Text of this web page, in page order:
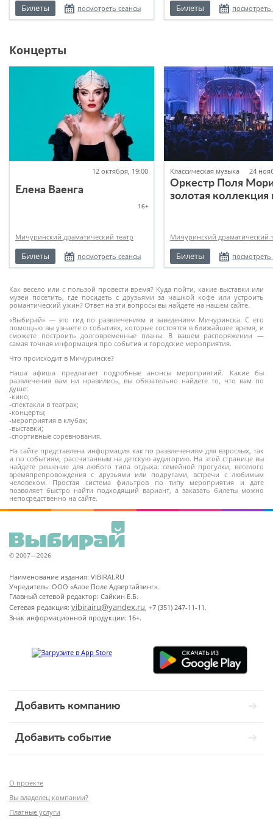
Как весело или с пользой провести время? Куда пойти, какие выставки или
музеи посетить, где посидеть с друзьями за чашкой кофе или устроить
романтический ужин? Ответ на эти вопросы вы найдете на нашем сайте.
«Выбирай» — это гид по развлечениям и заведениям Мичуринска. С его
помощью вы узнаете о событиях, которые состоятся в ближайшее время, и
сможете построить долговременные планы. В вашем распоряжении —
самая точная информация про события и городские мероприятия.
Что происходит в Мичуринске?
Наша афиша предлагает подробные анонсы мероприятий. Какие бы
развлечения вам ни нравились, вы обязательно найдете то, что вам по
душе:
-кино;
-спектакли в театрах;
-концерты;
-мероприятия в клубах;
-выставки;
-спортивные соревнования.
На сайте представлена информация как по развлечениям для взрослых, так
и по событиям, рассчитанным на детскую аудиторию. На этой странице вы
найдете решение для любого типа отдыха: семейной прогулки, веселого
времяпрепровождения с друзьями или подругами, встречи с любимым
человеком. Простая система фильтров по типу мероприятия и дате
позволяет быстро найти подходящий вариант, а заказать билеты можно
непосредственно на сайте.
Билеты посмотреть сеансы Билеты посмотреть
Концерты
12 октября, 19:00
Елена Ваенга
16+
Мичуринский драматический театр
Билеты посмотреть сеансы
Классическая музыка 24
Оркестр Поля
золотая коллекция
Мичуринский драматический
Билеты посмотреть
© 2007—2026
Наименование издания: VIBIRAI.RU
Учредитель: ООО «Алое Поле Адвертайзинг».
Главный сетевой редактор: Сайкин Е.Б.
Сетевая редакция: vibirairu@yandex.ru, +7 (351) 247-11-11.
Знак информационной продукции: 16+.
Добавить компанию
Добавить событие
О проекте
Вы владелец компании?
Платные услуги